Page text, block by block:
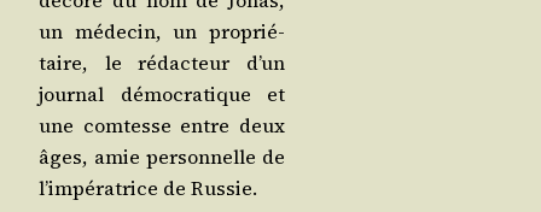
un méde­cin, un pro­prié­
taire, le rédac­teur d’un
jour­nal démo­cra­tique et
une com­tesse entre deux
âges, amie per­son­nelle de
l’im­pé­ra­trice de Russie.